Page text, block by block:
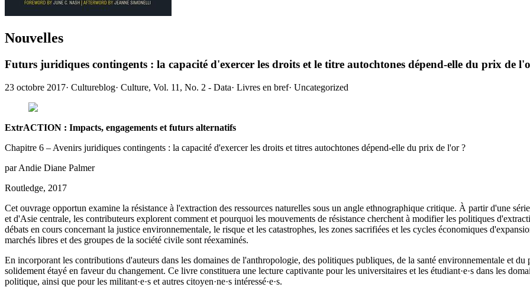
Nouvelles
Futurs juridiques contingents : la capacité d'exercer les droits et le titre autochtones dépend‑elle du prix de
23 octobre 2017· Cultureblog· Culture, Vol. 11, No. 2 - Data· Livres en bref· Uncategorized
ExtrACTION : Impacts, engagements et futurs alternatifs
Chapitre 6 – Avenirs juridiques contingents : la capacité d'exercer les droits et titres autochtones dépend‑elle du prix de l'or ?
par Andie Diane Palmer
Routledge, 2017
Cet ouvrage opportun examine la résistance à l'extraction des ressources naturelles sous un angle ethnographique critique. À partir d'une
et d'Asie centrale, les contributeurs explorent comment et pourquoi les mouvements de résistance cherchent à modifier les politiques
débats en cours concernant la justice environnementale, le risque et les catastrophes, les zones sacrifiées et les cycles économiques
marchés libres et des groupes de la société civile sont réexaminés.
En incorporant les contributions d'auteurs dans les domaines de l'anthropologie, des politiques publiques, de la santé environnementale et du
solidement étayé en faveur du changement. Ce livre constituera une lecture captivante pour les universitaires et les étudiant·e·s dans les
politique, ainsi que pour les militant·e·s et autres citoyen·ne·s intéressé·e·s.